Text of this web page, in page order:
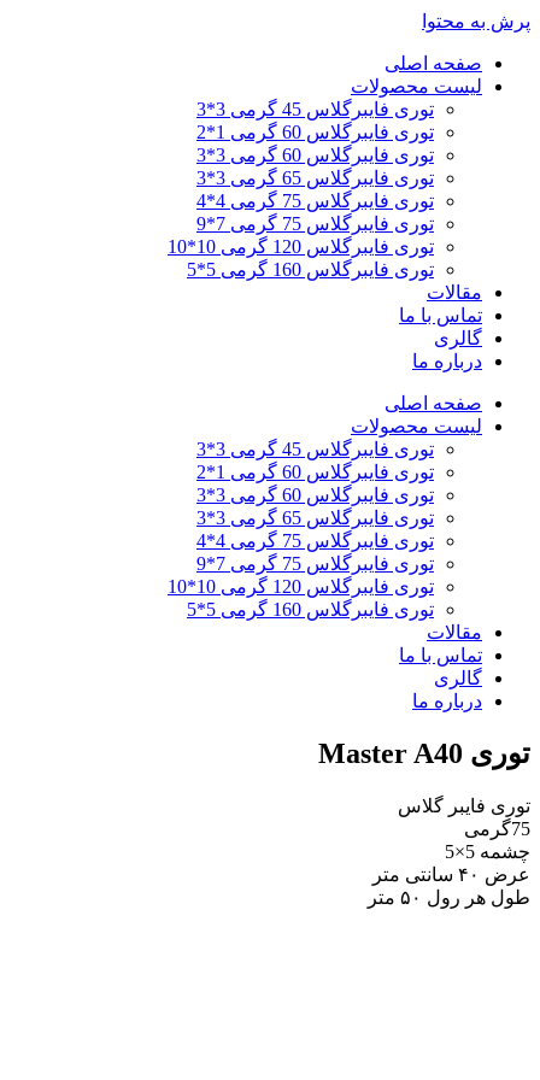
پرش به محتوا
صفحه اصلی
لیست محصولات
توری فایبرگلاس 45 گرمی 3*3
توری فایبرگلاس 60 گرمی 1*2
توری فایبرگلاس 60 گرمی 3*3
توری فایبرگلاس 65 گرمی 3*3
توری فایبرگلاس 75 گرمی 4*4
توری فایبرگلاس 75 گرمی 7*9
توری فایبرگلاس 120 گرمی 10*10
توری فایبرگلاس 160 گرمی 5*5
مقالات
تماس با ما
گالری
درباره ما
صفحه اصلی
لیست محصولات
توری فایبرگلاس 45 گرمی 3*3
توری فایبرگلاس 60 گرمی 1*2
توری فایبرگلاس 60 گرمی 3*3
توری فایبرگلاس 65 گرمی 3*3
توری فایبرگلاس 75 گرمی 4*4
توری فایبرگلاس 75 گرمی 7*9
توری فایبرگلاس 120 گرمی 10*10
توری فایبرگلاس 160 گرمی 5*5
مقالات
تماس با ما
گالری
درباره ما
توری Master A40
توری فایبر گلاس
75گرمی
چشمه 5×5
عرض ۴۰ سانتی متر
طول هر رول ۵۰ متر